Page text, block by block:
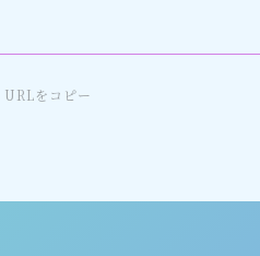
URLをコピー